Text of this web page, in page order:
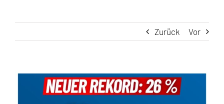
Zurück Vor
Zeige
grösseres